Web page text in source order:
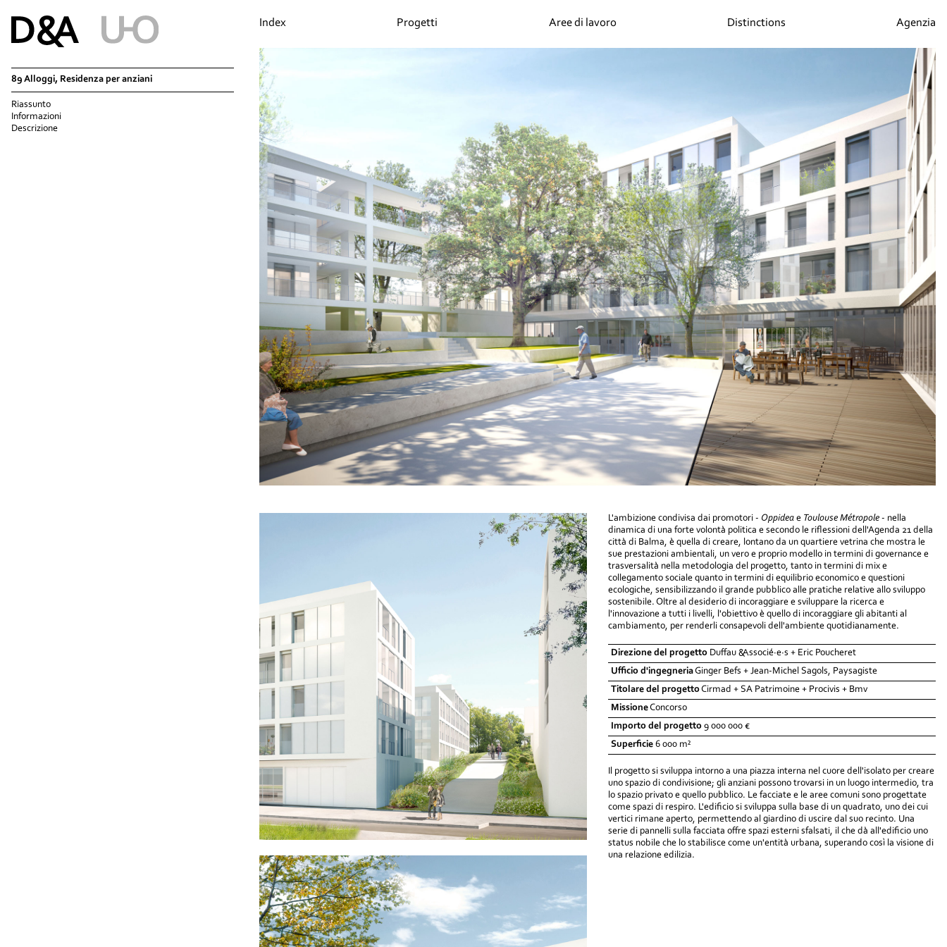
89 Alloggi, Residenza per anziani
Riassunto
Informazioni
Descrizione
Index Progetti Aree di lavoro Distinctions Agenzia
L'ambizione condivisa dai promotori - Oppidea e Toulouse Métropole - nella
dinamica di una forte volontà politica e secondo le riflessioni dell'Agenda 21 della
città di Balma, è quella di creare, lontano da un quartiere vetrina che mostra le
sue prestazioni ambientali, un vero e proprio modello in termini di governance e
trasversalità nella metodologia del progetto, tanto in termini di mix e
collegamento sociale quanto in termini di equilibrio economico e questioni
ecologiche, sensibilizzando il grande pubblico alle pratiche relative allo sviluppo
sostenibile. Oltre al desiderio di incoraggiare e sviluppare la ricerca e
l'innovazione a tutti i livelli, l'obiettivo è quello di incoraggiare gli abitanti al
cambiamento, per renderli consapevoli dell'ambiente quotidianamente.
Direzione del progetto Duffau &Associé·e·s + Eric Poucheret
Ufficio d'ingegneriaGinger Befs + Jean-Michel Sagols, Paysagiste
Titolare del progettoCirmad + SA Patrimoine + Procivis + Bmv
MissioneConcorso
Importo del progetto 9 000 000 €
Superficie 6 000 m²
Il progetto si sviluppa intorno a una piazza interna nel cuore dell'isolato per creare
uno spazio di condivisione; gli anziani possono trovarsi in un luogo intermedio, tra
lo spazio privato e quello pubblico. Le facciate e le aree comuni sono progettate
come spazi di respiro. L'edificio si sviluppa sulla base di un quadrato, uno dei cui
vertici rimane aperto, permettendo al giardino di uscire dal suo recinto. Una
serie di pannelli sulla facciata offre spazi esterni sfalsati, il che dà all'edificio uno
status nobile che lo stabilisce come un'entità urbana, superando così la visione di
una relazione edilizia.